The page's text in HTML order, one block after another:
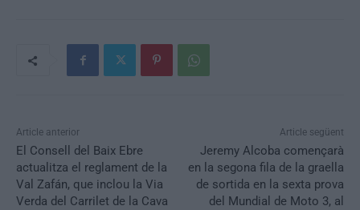
Article anterior
El Consell del Baix Ebre
actualitza el reglament de la
Val Zafán, que inclou la Via
Verda del Carrilet de la Cava
Article següent
Jeremy Alcoba començarà
en la segona fila de la graella
de sortida en la sexta prova
del Mundial de Moto 3, al